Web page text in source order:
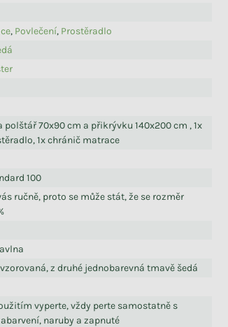
, Povlečení, Prostěradlo
polštář 70x90 cm a přikrývku 140x200 cm , 1x
1x chránič matrace
100
ručně, proto se může stát, že se rozměr
z druhé jednobarevná tmavě šedá
vyperte, vždy perte samostatně s
naruby a zapnuté